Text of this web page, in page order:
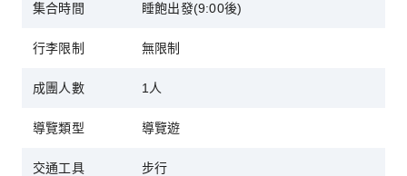
集合時間 睡飽出發(9:00後)
行李限制 無限制
成團人數 1人
導覽類型 導覽遊
交通工具 步行